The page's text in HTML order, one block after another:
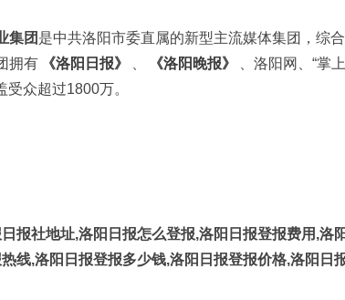
集团 是中共洛阳市委直属的新型主流媒体集团，综
拥有
《洛阳日报》 《洛阳晚报》
、洛阳网、“掌
受众超过1800万。
报社地址,洛阳日报怎么登报,洛阳日报登报费用,洛
线,洛阳日报登报多少钱,洛阳日报登报价格,洛阳日